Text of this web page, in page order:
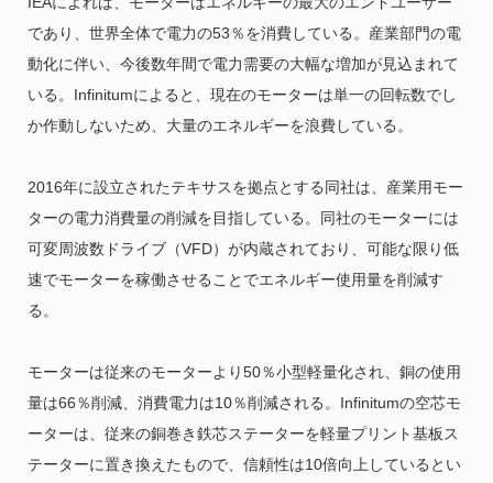
であり、世界全体で電力の53％を消費している。産業部門の電
動化に伴い、今後数年間で電力需要の大幅な増加が見込まれて
いる。Infinitumによると、現在のモーターは単一の回転数でし
か作動しないため、大量のエネルギーを浪費している。
2016年に設立されたテキサスを拠点とする同社は、産業用モー
ターの電力消費量の削減を目指している。同社のモーターには
可変周波数ドライブ（VFD）が内蔵されており、可能な限り低
速でモーターを稼働させることでエネルギー使用量を削減す
る。
モーターは従来のモーターより50％小型軽量化され、銅の使用
量は66％削減、消費電力は10％削減される。Infinitumの空芯モ
ーターは、従来の銅巻き鉄芯ステーターを軽量プリント基板ス
テーターに置き換えたもので、信頼性は10倍向上しているとい